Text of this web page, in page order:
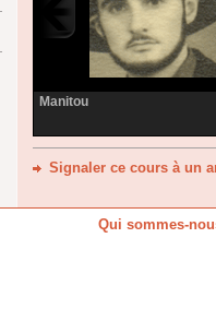
Manitou
Signaler ce cours à un
Qui sommes-